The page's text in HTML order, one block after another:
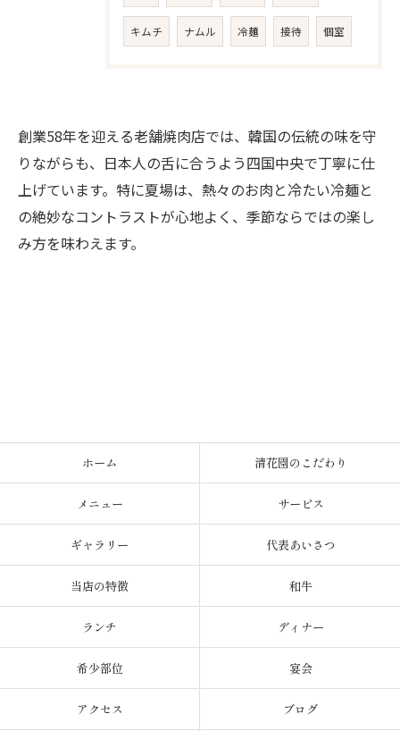
キムチ ナムル 冷麺 接待 個室
創業58年を迎える老舗焼肉店では、韓国の伝統の味を守
りながらも、日本人の舌に合うよう四国中央で丁寧に仕
上げています。特に夏場は、熱々のお肉と冷たい冷麺と
の絶妙なコントラストが心地よく、季節ならではの楽し
み方を味わえます。
ホーム 清花園のこだわり
メニュー サービス
ギャラリー 代表あいさつ
当店の特徴 和牛
ランチ ディナー
希少部位 宴会
アクセス ブログ
お問い合わせはこちら